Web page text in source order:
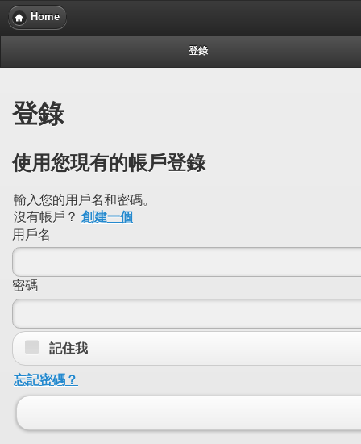
Home
登錄
登錄
使用您現有的帳戶登錄
輸入您的用戶名和密碼。
沒有帳戶？ 創建一個
用戶名
密碼
記住我
忘記密碼？